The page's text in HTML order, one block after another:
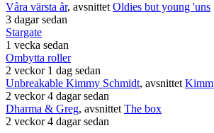
Våra värsta år, avsnittet Oldies but young 'uns
3 dagar sedan
Stargate
1 vecka sedan
Ombytta roller
2 veckor 1 dag sedan
Unbreakable Kimmy Schmidt, avsnittet
2 veckor 4 dagar sedan
Dharma & Greg, avsnittet The box
2 veckor 4 dagar sedan